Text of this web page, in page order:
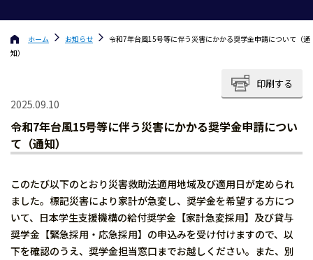
ホーム お知らせ
令和7年台風15号等に伴う災害にかかる奨学金申請について（通
知）
印刷する
2025.09.10
令和7年台風15号等に伴う災害にかかる奨学金申請につい
て（通知）
このたび以下のとおり災害救助法適用地域及び適用日が定められ
ました。標記災害により家計が急変し、奨学金を希望する方につ
いて、日本学生支援機構の給付奨学金【家計急変採用】及び貸与
奨学金【緊急採用・応急採用】の申込みを受け付けますので、以
下を確認のうえ、奨学金担当窓口までお越しください。また、別